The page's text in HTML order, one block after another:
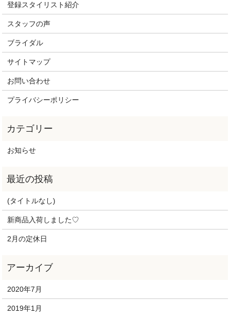
登録スタイリスト紹介
スタッフの声
ブライダル
サイトマップ
お問い合わせ
プライバシーポリシー
お知らせ
(タイトルなし)
新商品入荷しました♡
2月の定休日
2020年7月
2019年1月